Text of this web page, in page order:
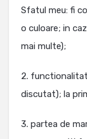
Sfatul meu: fi
o culoare; in
mai multe);
2.
discutat); la
3. partea de